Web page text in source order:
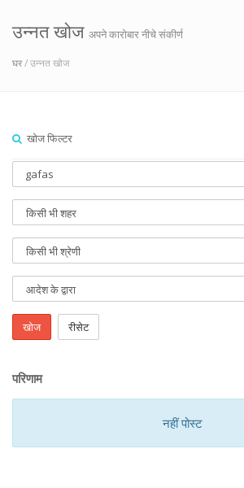
उन्नत खोज अपने कारोबार नीचे संकीर्ण
घर/ उन्नत खोज
खोज फिल्टर
खोज रीसेट
परिणाम
नहीं पोस्ट